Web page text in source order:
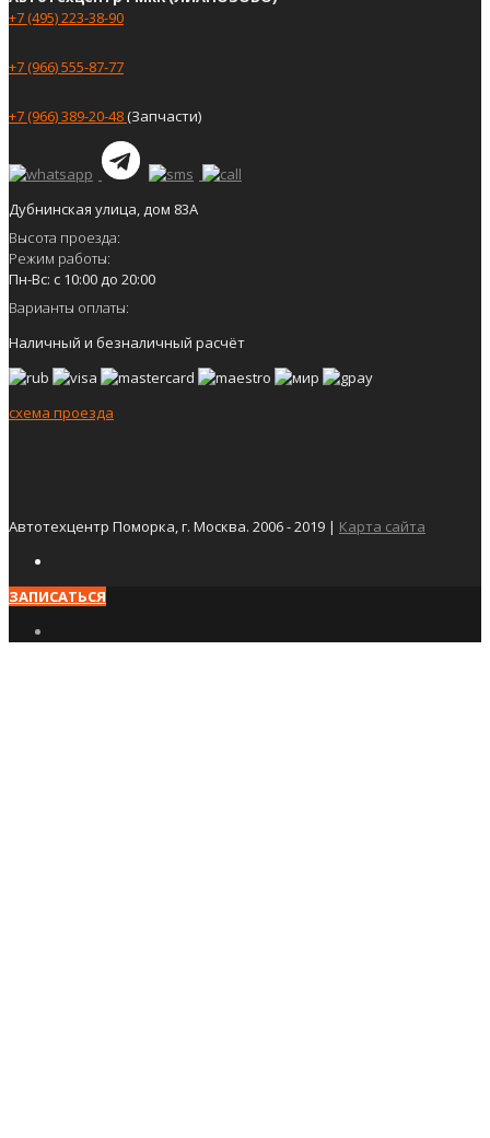
+7 (495) 223-38-90
+7 (966) 555-87-77
+7 (966) 389-20-48(Запчасти)
Дубнинская улица, дом 83А
Высота проезда:
Режим работы:
Пн-Вс: с 10:00 до 20:00
Варианты оплаты:
Наличный и безналичный расчёт
схема проезда
Автотехцентр Поморка, г. Москва. 2006 - 2019 | Карта сайта
ЗАПИСАТЬСЯ